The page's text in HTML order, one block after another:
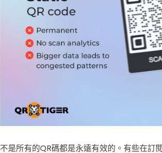
不是所有的QR碼都是永遠有效的。有些在訂